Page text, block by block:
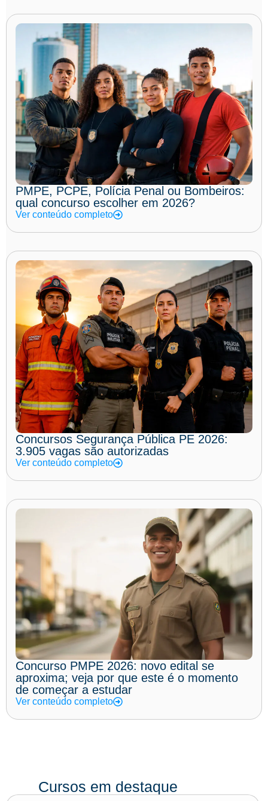
PMPE, PCPE, Polícia Penal ou Bombeiros:
qual concurso escolher em 2026?
Ver conteúdo completo
Concursos Segurança Pública PE 2026:
3.905 vagas são autorizadas
Ver conteúdo completo
Concurso PMPE 2026: novo edital se
aproxima; veja por que este é o momento
de começar a estudar
Ver conteúdo completo
Cursos em destaque